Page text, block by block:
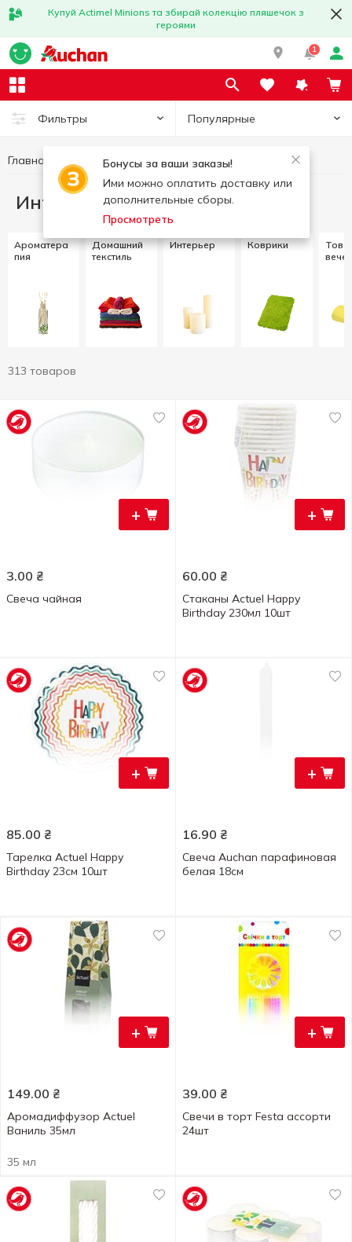
Купуй Actimel Minions та збирай колекцію пляшечок з
героями
1
Фильтры Популярные
Бонусы за ваши заказы!
Ими можно оплатить доставку или
дополнительные сборы.
Просмотреть
Главная Интерьер и текстиль
Интерьер и текстиль
Ароматера
пия
Домашний
текстиль
Интерьер Коврики
313 товаров
+
3.00 ₴
Свеча чайная
+
60.00 ₴
Стаканы Actuel Happy
Birthday 230мл 10шт
+
85.00 ₴
Тарелка Actuel Happy
Birthday 23см 10шт
+
16.90 ₴
Свеча Auchan парафиновая
белая 18см
+
149.00 ₴
Аромадиффузор Actuel
Ваниль 35мл
35 мл
+
39.00 ₴
Свечи в торт Festa ассорти
24шт